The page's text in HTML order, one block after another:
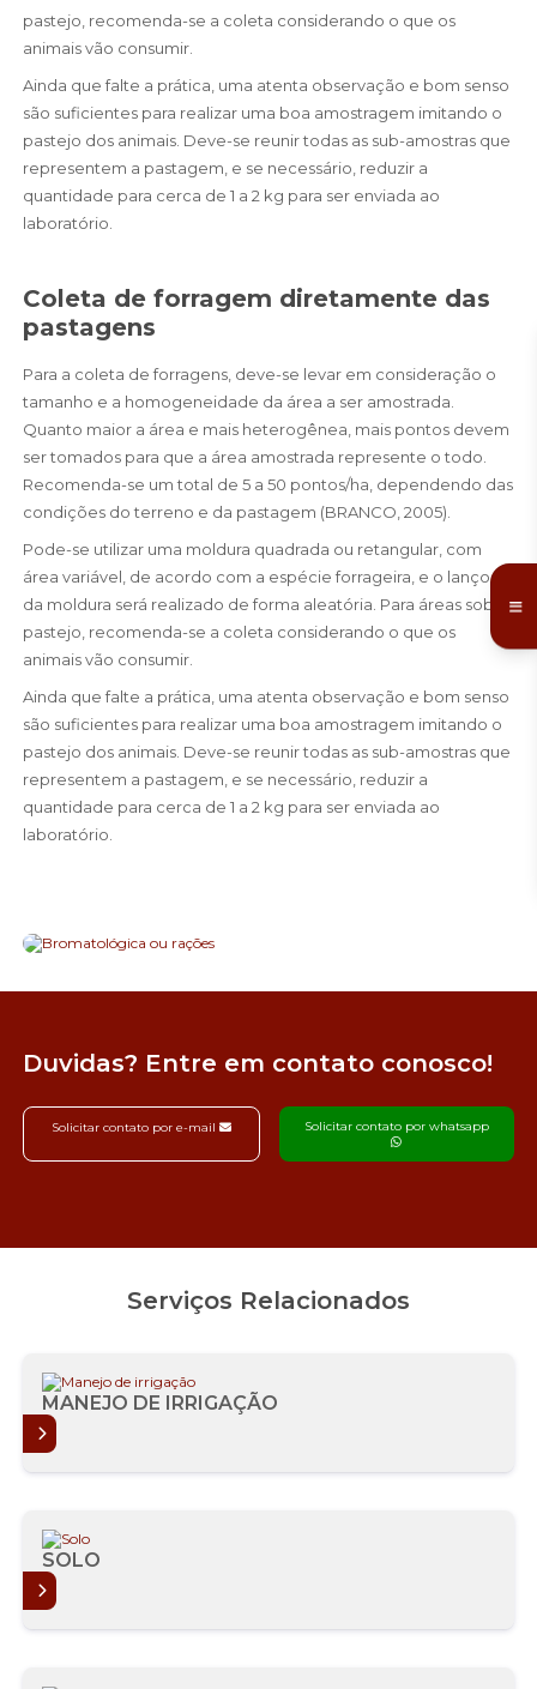
pastejo, recomenda-se a coleta considerando o que os
animais vão consumir.
Ainda que falte a prática, uma atenta observação e bom senso
são suficientes para realizar uma boa amostragem imitando o
pastejo dos animais. Deve-se reunir todas as sub-amostras que
representem a pastagem, e se necessário, reduzir a
quantidade para cerca de 1 a 2 kg para ser enviada ao
laboratório.
Coleta de forragem diretamente das
pastagens
Para a coleta de forragens, deve-se levar em consideração o
tamanho e a homogeneidade da área a ser amostrada.
Quanto maior a área e mais heterogênea, mais pontos devem
ser tomados para que a área amostrada represente o todo.
Recomenda-se um total de 5 a 50 pontos/ha, dependendo das
condições do terreno e da pastagem (BRANCO, 2005).
Pode-se utilizar uma moldura quadrada ou retangular, com
área variável, de acordo com a espécie forrageira, e o lanço
da moldura será realizado de forma aleatória. Para áreas sob
pastejo, recomenda-se a coleta considerando o que os
animais vão consumir.
Ainda que falte a prática, uma atenta observação e bom senso
são suficientes para realizar uma boa amostragem imitando o
pastejo dos animais. Deve-se reunir todas as sub-amostras que
representem a pastagem, e se necessário, reduzir a
quantidade para cerca de 1 a 2 kg para ser enviada ao
laboratório.
Duvidas? Entre em contato conosco!
Solicitar contato por e-mail Solicitar contato por whatsapp
Serviços Relacionados
MANEJO DE IRRIGAÇÃO
SOLO